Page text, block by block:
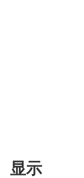
显示